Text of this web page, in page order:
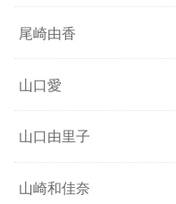
尾崎由香
山口愛
山口由里子
山崎和佳奈